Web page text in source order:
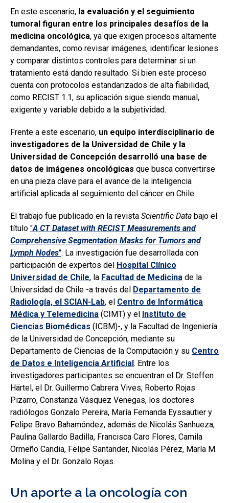
En este escenario, la evaluación y el seguimiento
tumoral figuran entre los principales desafíos de la
medicina oncológica, ya que exigen procesos altamente
demandantes, como revisar imágenes, identificar lesiones
y comparar distintos controles para determinar si un
tratamiento está dando resultado. Si bien este proceso
cuenta con protocolos estandarizados de alta fiabilidad,
como RECIST 1.1, su aplicación sigue siendo manual,
exigente y variable debido a la subjetividad.
Frente a este escenario, un equipo interdisciplinario de
investigadores de la Universidad de Chile y la
Universidad de Concepción desarrolló una base de
datos de imágenes oncológicas que busca convertirse
en una pieza clave para el avance de la inteligencia
artificial aplicada al seguimiento del cáncer en Chile.
El trabajo fue publicado en la revista Scientific Data bajo el
título "A CT Dataset with RECIST Measurements and
Comprehensive Segmentation Masks for Tumors and
Lymph Nodes". La investigación fue desarrollada con
participación de expertos del Hospital Clínico
Universidad de Chile, la Facultad de Medicina de la
Universidad de Chile -a través del Departamento de
Radiología, el SCIAN-Lab, el Centro de Informática
Médica y Telemedicina (CIMT) y el Instituto de
Ciencias Biomédicas (ICBM)-, y la Facultad de Ingeniería
de la Universidad de Concepción, mediante su
Departamento de Ciencias de la Computación y su Centro
de Datos e Inteligencia Artificial. Entre los
investigadores participantes se encuentran el Dr. Steffen
Härtel, el Dr. Guillermo Cabrera Vives, Roberto Rojas
Pizarro, Constanza Vásquez Venegas, los doctores
radiólogos Gonzalo Pereira, María Fernanda Eyssautier y
Felipe Bravo Bahamóndez, además de Nicolás Sanhueza,
Paulina Gallardo Badilla, Francisca Caro Flores, Camila
Ormeño Candia, Felipe Santander, Nicolás Pérez, María M.
Molina y el Dr. Gonzalo Rojas.
Un aporte a la oncología con